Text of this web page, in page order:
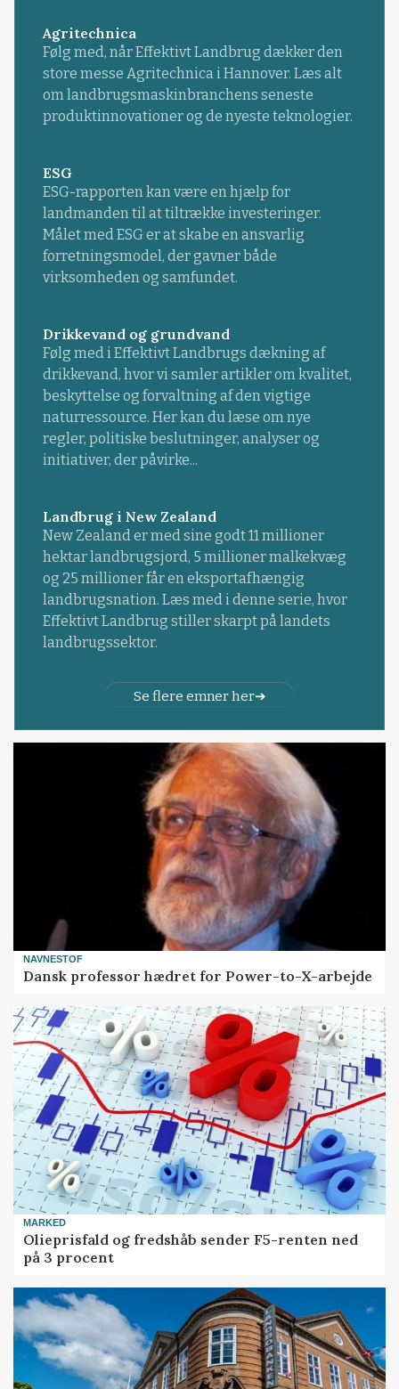
Agritechnica
Følg med, når Effektivt Landbrug dækker den
store messe Agritechnica i Hannover. Læs alt
om landbrugsmaskinbranchens seneste
produktinnovationer og de nyeste teknologier.
ESG
ESG-rapporten kan være en hjælp for
landmanden til at tiltrække investeringer.
Målet med ESG er at skabe en ansvarlig
forretningsmodel, der gavner både
virksomheden og samfundet.
Drikkevand og grundvand
Følg med i Effektivt Landbrugs dækning af
drikkevand, hvor vi samler artikler om kvalitet,
beskyttelse og forvaltning af den vigtige
naturressource. Her kan du læse om nye
regler, politiske beslutninger, analyser og
initiativer, der påvirke...
Landbrug i New Zealand
New Zealand er med sine godt 11 millioner
hektar landbrugsjord, 5 millioner malkekvæg
og 25 millioner får en eksportafhængig
landbrugsnation. Læs med i denne serie, hvor
Effektivt Landbrug stiller skarpt på landets
landbrugssektor.
Se flere emner her
NAVNESTOF
Dansk professor hædret for Power-to-X-arbejde
MARKED
Olieprisfald og fredshåb sender F5-renten ned
på 3 procent